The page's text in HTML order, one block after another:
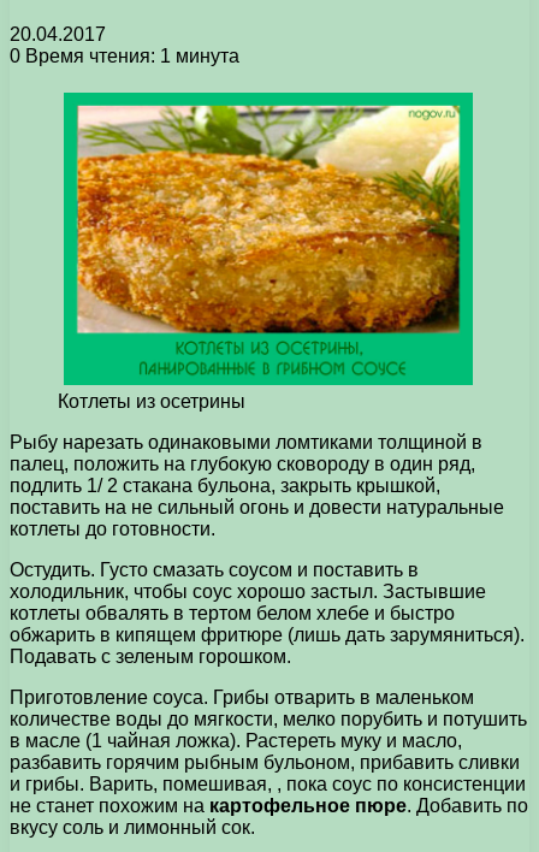
20.04.2017
0 Время чтения: 1 минута
Котлеты из осетрины
Рыбу нарезать одинаковыми ломтиками толщиной в
палец, положить на глубокую сковороду в один ряд,
подлить 1/ 2 стакана бульона, закрыть крышкой,
поставить на не сильный огонь и довести натуральные
котлеты до готовности.
Остудить. Густо смазать соусом и поставить в
холодильник, чтобы соус хорошо застыл. Застывшие
котлеты обвалять в тертом белом хлебе и быстро
обжарить в кипящем фритюре (лишь дать зарумяниться).
Подавать с зеленым горошком.
Приготовление соуса. Грибы отварить в маленьком
количестве воды до мягкости, мелко порубить и потушить
в масле (1 чайная ложка). Растереть муку и масло,
разбавить горячим рыбным бульоном, прибавить сливки
и грибы. Варить, помешивая, , пока соус по консистенции
не станет похожим на картофельное пюре. Добавить по
вкусу соль и лимонный сок.